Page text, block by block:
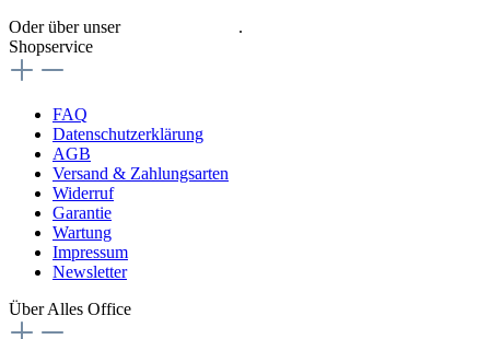
Oder über unser
.
Shopservice
FAQ
Datenschutzerklärung
AGB
Versand & Zahlungsarten
Widerruf
Garantie
Wartung
Impressum
Newsletter
Über Alles Office